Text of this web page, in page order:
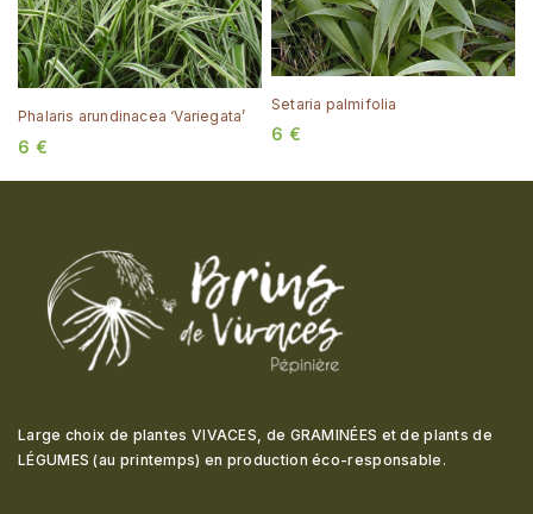
Phalaris arundinacea ‘Variegata’
6 €
Setaria palmifolia
6 €
Large choix de plantes VIVACES, de GRAMINÉES et de plants de
LÉGUMES (au printemps) en production éco-responsable .